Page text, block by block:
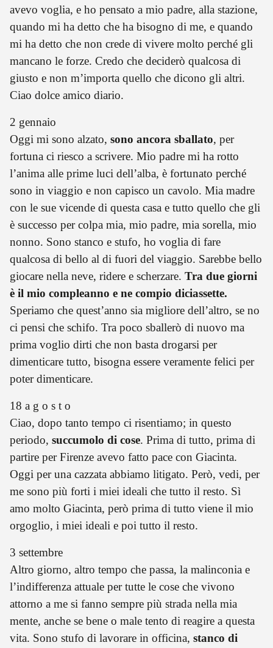
avevo voglia, e ho pensato a mio padre, alla stazione,
quando mi ha detto che ha bisogno di me, e quando
mi ha detto che non crede di vivere molto perché gli
mancano le forze. Credo che deciderò qualcosa di
giusto e non m’importa quello che dicono gli altri.
Ciao dolce amico diario.
2 gennaio
Oggi mi sono alzato, sono ancora sballato, per
fortuna ci riesco a scrivere. Mio padre mi ha rotto
l’anima alle prime luci dell’alba, è fortunato perché
sono in viaggio e non capisco un cavolo. Mia madre
con le sue vicende di questa casa e tutto quello che gli
è successo per colpa mia, mio padre, mia sorella, mio
nonno. Sono stanco e stufo, ho voglia di fare
qualcosa di bello al di fuori del viaggio. Sarebbe bello
giocare nella neve, ridere e scherzare. Tra due giorni
è il mio compleanno e ne compio diciassette.
Speriamo che quest’anno sia migliore dell’altro, se no
ci pensi che schifo. Tra poco sballerò di nuovo ma
prima voglio dirti che non basta drogarsi per
dimenticare tutto, bisogna essere veramente felici per
poter dimenticare.
18 a g o s t o
Ciao, dopo tanto tempo ci risentiamo; in questo
periodo, succumolo di cose. Prima di tutto, prima di
partire per Firenze avevo fatto pace con Giacinta.
Oggi per una cazzata abbiamo litigato. Però, vedi, per
me sono più forti i miei ideali che tutto il resto. Sì
amo molto Giacinta, però prima di tutto viene il mio
orgoglio, i miei ideali e poi tutto il resto.
3 settembre
Altro giorno, altro tempo che passa, la malinconia e
l’indifferenza attuale per tutte le cose che vivono
attorno a me si fanno sempre più strada nella mia
mente, anche se bene o male tento di reagire a questa
vita. Sono stufo di lavorare in officina, stanco di